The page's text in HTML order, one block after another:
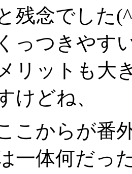
残念でした
っつきやす
リットも大
けどね、
こからが番
一体何だっ